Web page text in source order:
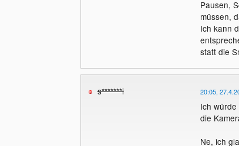
Pausen,
müssen,
Ich kann
statt die
s*******i 20:05,
Ich
die
Ne, ich